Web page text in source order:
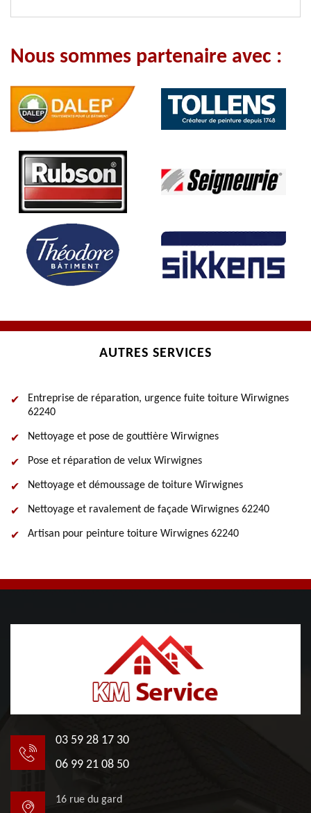
Nous sommes partenaire avec :
AUTRES SERVICES
Entreprise de réparation, urgence fuite toiture Wirwignes
62240
Nettoyage et pose de gouttière Wirwignes
Pose et réparation de velux Wirwignes
Nettoyage et démoussage de toiture Wirwignes
Nettoyage et ravalement de façade Wirwignes 62240
Artisan pour peinture toiture Wirwignes 62240
03 59 28 17 30
06 99 21 08 50
16 rue du gard